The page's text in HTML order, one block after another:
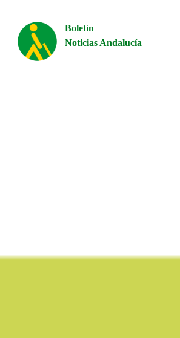
Boletín
Noticias Andalucía